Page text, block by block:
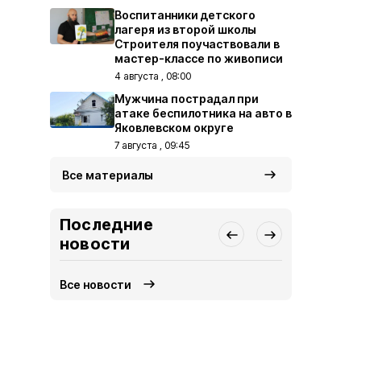
Воспитанники детского
лагеря из второй школы
Строителя поучаствовали в
мастер-классе по живописи
4 августа , 08:00
Мужчина пострадал при
атаке беспилотника на авто в
Яковлевском округе
7 августа , 09:45
Все материалы
Последние
новости
Все новости